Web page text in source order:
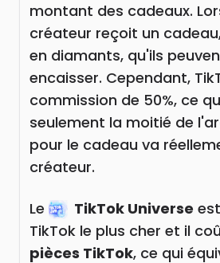
montant des cadeaux.
créateur reçoit un
en diamants, qu'ils
encaisser. Cependant,
commission de 50%, ce
seulement la moitié de
pour le cadeau va
créateur.
Le TikTok Universe
TikTok le plus cher et il
pièces TikTok, ce qui